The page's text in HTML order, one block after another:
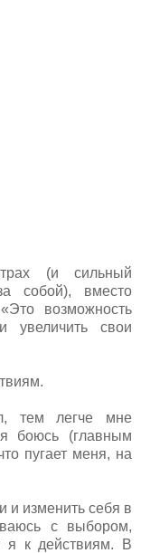
(и сильный
собой), вместо
возможность
увеличить свои
тем легче мне
боюсь (главным
пугает меня, на
и изменить себя в
с выбором,
я к действиям. В